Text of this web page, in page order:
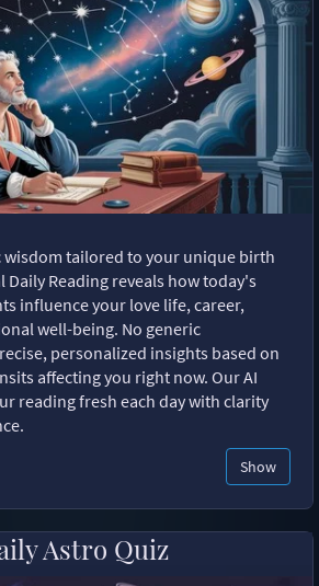
wisdom tailored to your unique birth
Daily Reading reveals how today's
influence your love life, career,
well-being. No generic
personalized insights based on
affecting you right now. Our AI
reading fresh each day with clarity
Show
Astro Quiz